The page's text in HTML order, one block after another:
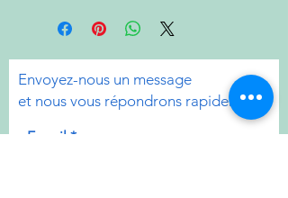
Envoyez-nous un message
et nous vous répondrons rapidement.
E-mail